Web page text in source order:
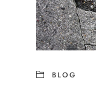
BLOG